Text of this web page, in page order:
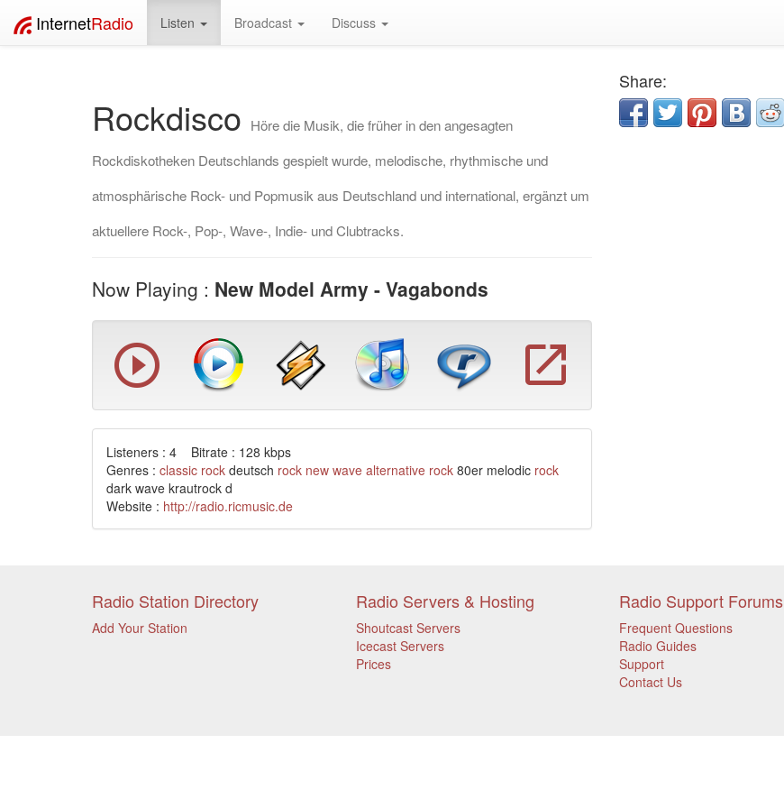
InternetRadio Listen Broadcast Discuss
Rockdisco Höre die Musik, die früher in den angesagten
Rockdiskotheken Deutschlands gespielt wurde, melodische, rhythmische und
atmosphärische Rock- und Popmusik aus Deutschland und international, ergänzt um
aktuellere Rock-, Pop-, Wave-, Indie- und Clubtracks.
Now Playing : New Model Army - Vagabonds
Listeners : 4 Bitrate : 128 kbps
Genres : classic rock deutsch rock new wave alternative rock 80er melodic rock
dark wave krautrock d
Website : http://radio.ricmusic.de
Share:
Radio Station Directory
Add Your Station
Radio Servers & Hosting
Shoutcast Servers
Icecast Servers
Prices
Radio Support Forums
Frequent Questions
Radio Guides
Support
Contact Us